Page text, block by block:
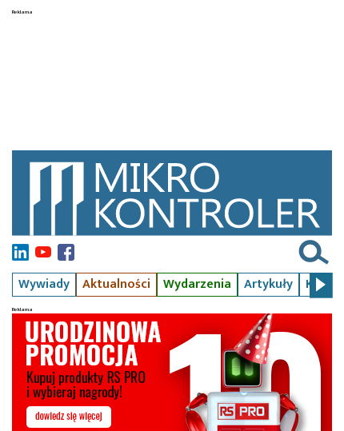
Wywiady Aktualności Wydarzenia Artykuły Kursy